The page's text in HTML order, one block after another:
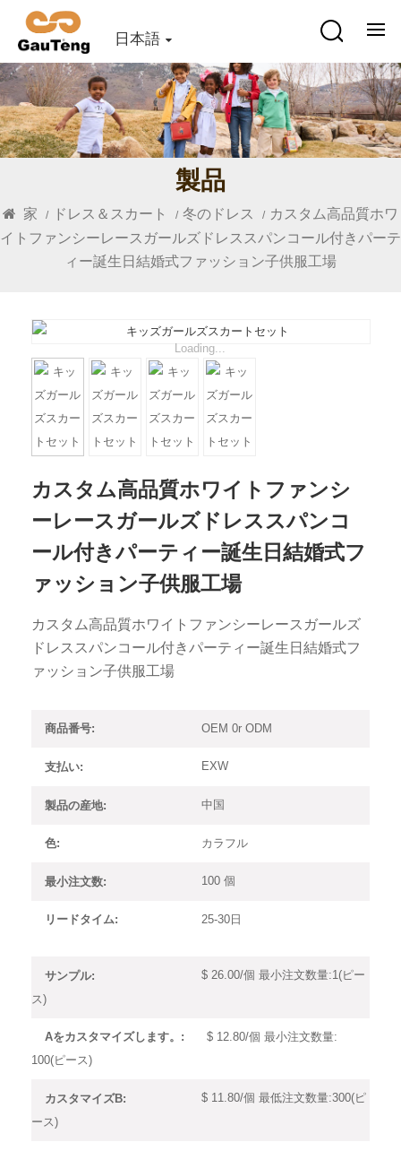
日本語
製品
家 / ドレス＆スカート / 冬のドレス / カスタム高品質ホワ
イトファンシーレースガールズドレススパンコール付きパーテ
ィー誕生日結婚式ファッション子供服工場
Loading...
カスタム高品質ホワイトファンシ
ーレースガールズドレススパンコ
ール付きパーティー誕生日結婚式フ
ァッション子供服工場
カスタム高品質ホワイトファンシーレースガールズ
ドレススパンコール付きパーティー誕生日結婚式フ
ァッション子供服工場
商品番号: OEM 0r ODM
支払い: EXW
製品の産地: 中国
色: カラフル
最小注文数: 100 個
リードタイム: 25-30日
サンプル:
$ 26.00/個 最小注文数量:1(ピー
ス)
Aをカスタマイズします。:
$ 12.80/個 最小注文数量:
100(ピース)
カスタマイズB:
$ 11.80/個 最低注文数量:300(ピ
ース)